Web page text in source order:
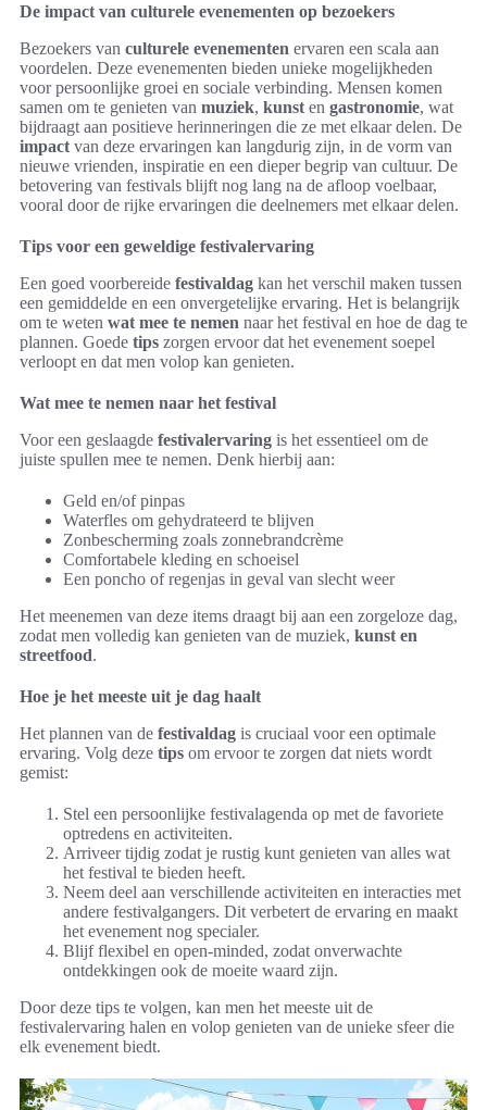
De impact van culturele evenementen op bezoekers
Bezoekers van culturele evenementen ervaren een scala aan
voordelen. Deze evenementen bieden unieke mogelijkheden
voor persoonlijke groei en sociale verbinding. Mensen komen
samen om te genieten van muziek, kunst en gastronomie, wat
bijdraagt aan positieve herinneringen die ze met elkaar delen. De
impact van deze ervaringen kan langdurig zijn, in de vorm van
nieuwe vrienden, inspiratie en een dieper begrip van cultuur. De
betovering van festivals blijft nog lang na de afloop voelbaar,
vooral door de rijke ervaringen die deelnemers met elkaar delen.
Tips voor een geweldige festivalervaring
Een goed voorbereide festivaldag kan het verschil maken tussen
een gemiddelde en een onvergetelijke ervaring. Het is belangrijk
om te weten wat mee te nemen naar het festival en hoe de dag te
plannen. Goede tips zorgen ervoor dat het evenement soepel
verloopt en dat men volop kan genieten.
Wat mee te nemen naar het festival
Voor een geslaagde festivalervaring is het essentieel om de
juiste spullen mee te nemen. Denk hierbij aan:
Geld en/of pinpas
Waterfles om gehydrateerd te blijven
Zonbescherming zoals zonnebrandcrème
Comfortabele kleding en schoeisel
Een poncho of regenjas in geval van slecht weer
Het meenemen van deze items draagt bij aan een zorgeloze dag,
zodat men volledig kan genieten van de muziek, kunst en
streetfood.
Hoe je het meeste uit je dag haalt
Het plannen van de festivaldag is cruciaal voor een optimale
ervaring. Volg deze tips om ervoor te zorgen dat niets wordt
gemist:
Stel een persoonlijke festivalagenda op met de favoriete
optredens en activiteiten.
Arriveer tijdig zodat je rustig kunt genieten van alles wat
het festival te bieden heeft.
Neem deel aan verschillende activiteiten en interacties met
andere festivalgangers. Dit verbetert de ervaring en maakt
het evenement nog specialer.
Blijf flexibel en open-minded, zodat onverwachte
ontdekkingen ook de moeite waard zijn.
Door deze tips te volgen, kan men het meeste uit de
festivalervaring halen en volop genieten van de unieke sfeer die
elk evenement biedt.